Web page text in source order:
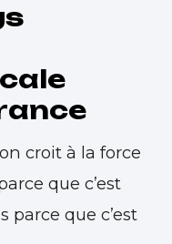
croit à la force
que c’est
parce que c’est